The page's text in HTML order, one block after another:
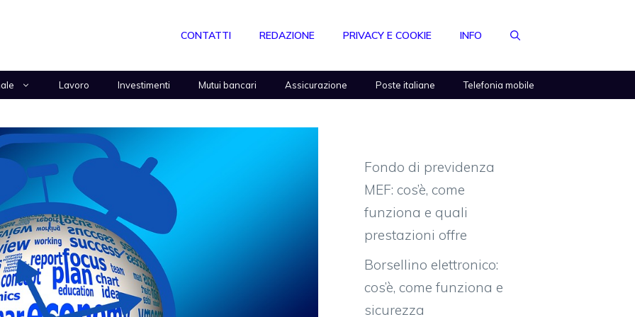
CONTATTI REDAZIONE PRIVACY E COOKIE INFO
Lavoro Investimenti Mutui bancari Assicurazione Poste italiane Telefonia mobile
Fondo di previdenza
MEF: cos’è, come
funziona e quali
prestazioni offre
Borsellino elettronico:
cos’è, come funziona e
sicurezza